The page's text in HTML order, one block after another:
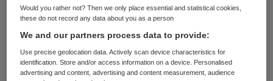
aanscherping van het onderscheid tussen
MBO- en HBO-geschoolde
verpleegkundigen zijn veel
verpleegkundigen bang voor“een afbraak
van diploma’s en vernietiging van kennis en
Would you rather not? Then we only place essential and statistical cookies,
these do not record any data about you as a person
We and our partners process data to provide:
Use precise geolocation data. Actively scan device characteristics for
identification. Store and/or access information on a device. Personalised
advertising and content, advertising and content measurement, audience